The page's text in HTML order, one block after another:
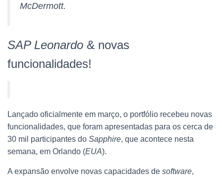
McDermott.
SAP Leonardo & novas
funcionalidades!
Lançado oficialmente em março, o portfólio recebeu novas
funcionalidades, que foram apresentadas para os cerca de
30 mil participantes do Sapphire, que acontece nesta
semana, em Orlando (EUA).
A expansão envolve novas capacidades de software,